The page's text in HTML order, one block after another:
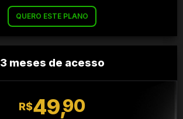
QUERO ESTE PLANO
3 meses de acesso
R$49,90